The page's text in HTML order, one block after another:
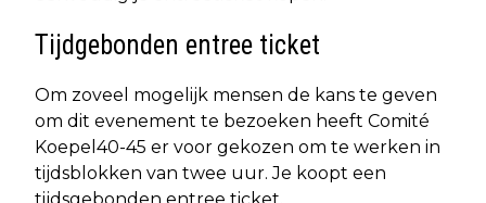
Tijdgebonden entree ticket
Om zoveel mogelijk mensen de kans te geven
om dit evenement te bezoeken heeft Comité
Koepel40-45 er voor gekozen om te werken in
tijdsblokken van twee uur. Je koopt een